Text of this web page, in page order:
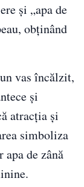
și „apa de
obținând
vas încălzit,
și
atracția și
simboliza
de zână